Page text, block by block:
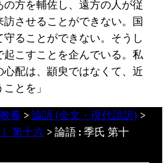
方を輔佐し、遠方の人が従
させることができない。国
ることができない。そうし
起こすことを企んでいる。私
配は、顓臾ではなくて、近
とを」
教養 >論語 (全文・現代語訳) >
第十六>論語 : 季氏 第十